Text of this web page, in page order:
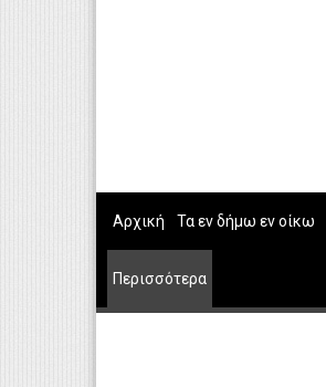
Αρχική Τα εν δήμω εν οίκω
Περισσότερα